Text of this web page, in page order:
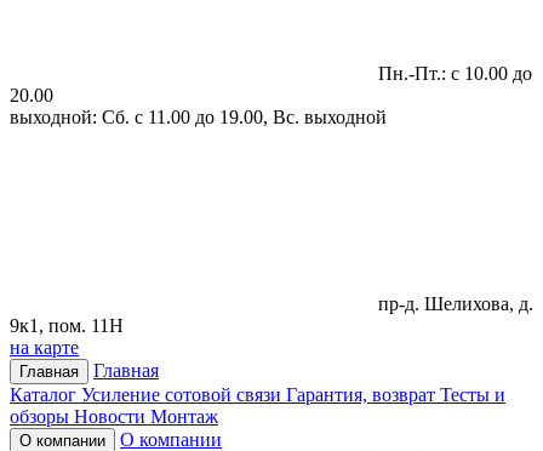
Пн.-Пт.: с 10.00 до
20.00
выходной: Сб. с 11.00 до 19.00, Вс. выходной
пр-д. Шелихова, д.
9к1, пом. 11Н
на карте
Главная
Главная
Каталог Усиление сотовой связи Гарантия, возврат Тесты и
обзоры Новости Монтаж
О компании
О компании